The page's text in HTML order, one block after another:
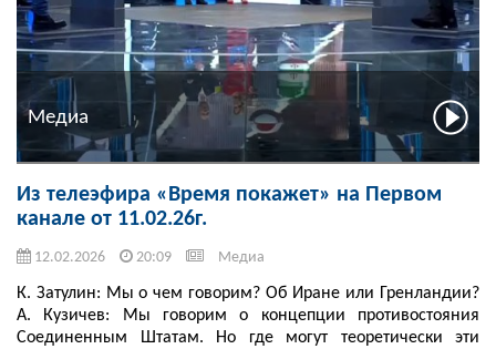
Медиа
Из телеэфира «Время покажет» на Первом
канале от 11.02.26г.
12.02.2026 20:09 Медиа
К. Затулин: Мы о чем говорим? Об Иране или Гренландии?
А. Кузичев: Мы говорим о концепции противостояния
Соединенным Штатам. Но где могут теоретически эти